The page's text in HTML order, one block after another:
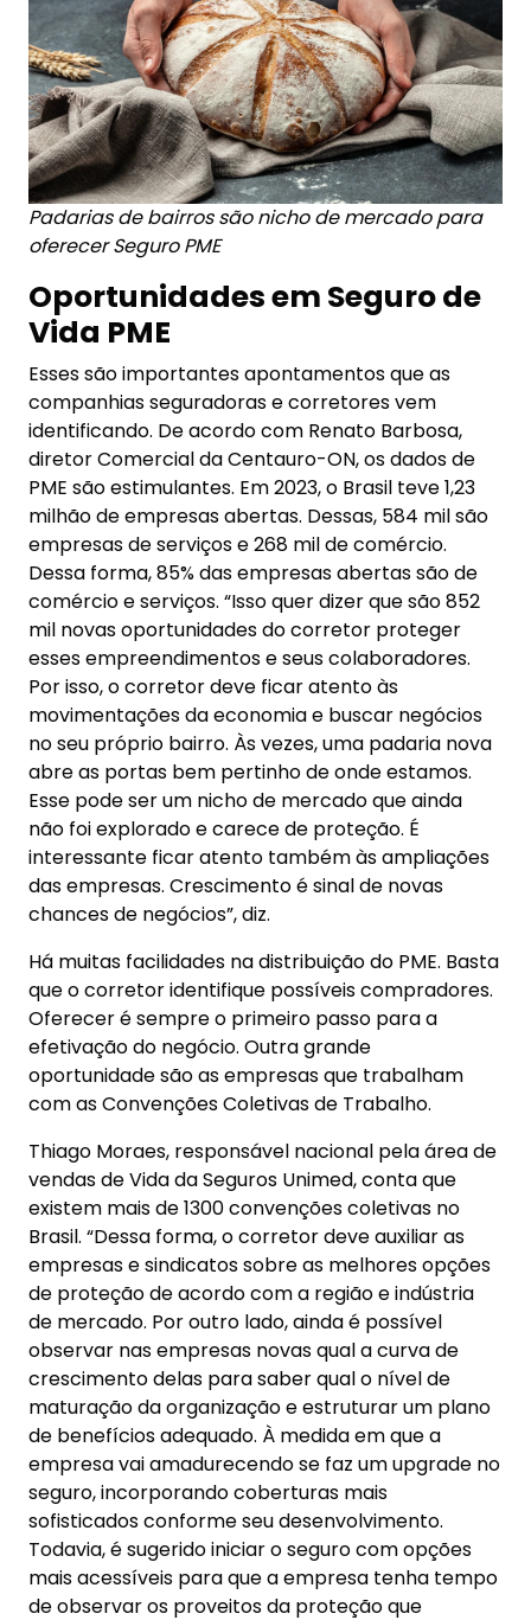
Padarias de bairros são nicho de mercado para
oferecer Seguro PME
Oportunidades em Seguro de
Vida PME
Esses são importantes apontamentos que as
companhias seguradoras e corretores vem
identificando. De acordo com Renato Barbosa,
diretor Comercial da Centauro-ON, os dados de
PME são estimulantes. Em 2023, o Brasil teve 1,23
milhão de empresas abertas. Dessas, 584 mil são
empresas de serviços e 268 mil de comércio.
Dessa forma, 85% das empresas abertas são de
comércio e serviços. “Isso quer dizer que são 852
mil novas oportunidades do corretor proteger
esses empreendimentos e seus colaboradores.
Por isso, o corretor deve ficar atento às
movimentações da economia e buscar negócios
no seu próprio bairro. Às vezes, uma padaria nova
abre as portas bem pertinho de onde estamos.
Esse pode ser um nicho de mercado que ainda
não foi explorado e carece de proteção. É
interessante ficar atento também às ampliações
das empresas. Crescimento é sinal de novas
chances de negócios”, diz.
Há muitas facilidades na distribuição do PME. Basta
que o corretor identifique possíveis compradores.
Oferecer é sempre o primeiro passo para a
efetivação do negócio. Outra grande
oportunidade são as empresas que trabalham
com as Convenções Coletivas de Trabalho.
Thiago Moraes, responsável nacional pela área de
vendas de Vida da Seguros Unimed, conta que
existem mais de 1300 convenções coletivas no
Brasil. “Dessa forma, o corretor deve auxiliar as
empresas e sindicatos sobre as melhores opções
de proteção de acordo com a região e indústria
de mercado. Por outro lado, ainda é possível
observar nas empresas novas qual a curva de
crescimento delas para saber qual o nível de
maturação da organização e estruturar um plano
de benefícios adequado. À medida em que a
empresa vai amadurecendo se faz um upgrade no
seguro, incorporando coberturas mais
sofisticados conforme seu desenvolvimento.
Todavia, é sugerido iniciar o seguro com opções
mais acessíveis para que a empresa tenha tempo
de observar os proveitos da proteção que